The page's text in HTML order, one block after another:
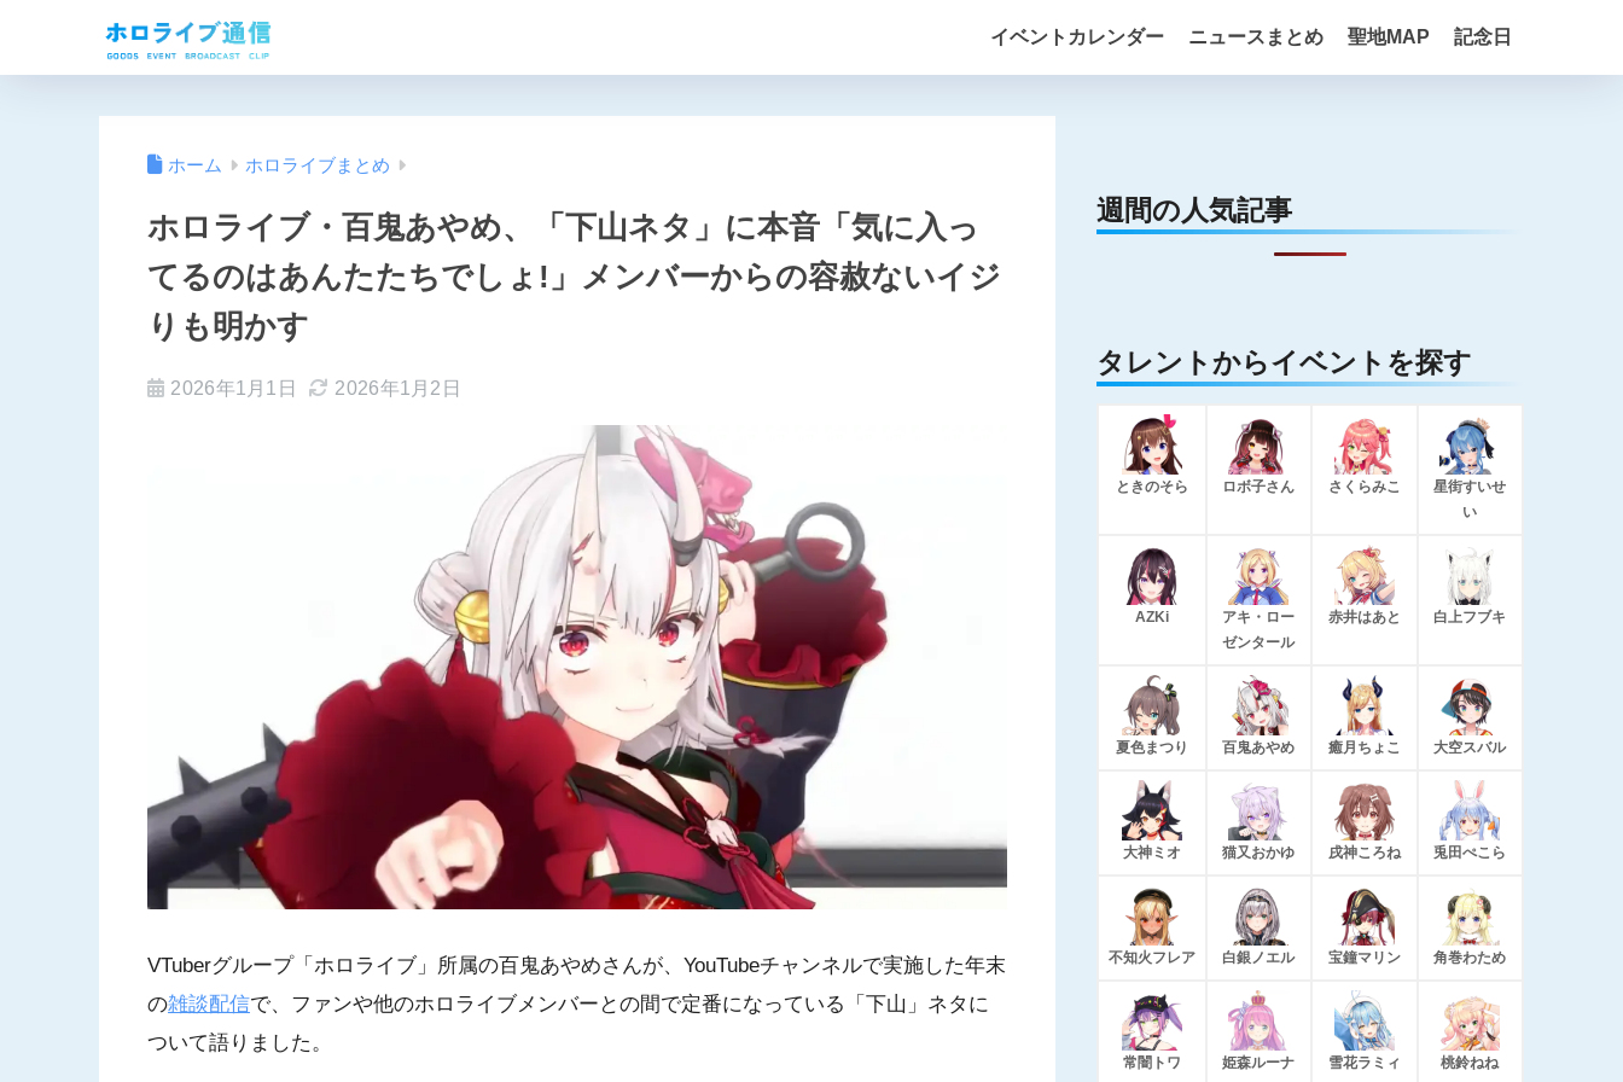
イベントカレンダー ニュースまとめ 聖地MAP 記念日
ホーム ホロライブまとめ
ホロライブ・百鬼あやめ、「下山ネタ」に本音「気に入っ
てるのはあんたたちでしょ!」メンバーからの容赦ないイジ
りも明かす
2026年1月1日 2026年1月2日
VTuberグループ「ホロライブ」所属の百鬼あやめさんが、YouTubeチャンネルで実施した年末
の雑談配信で、ファンや他のホロライブメンバーとの間で定番になっている「下山」ネタに
ついて語りました。
週間の人気記事
タレントからイベントを探す
ときのそら ロボ子さん さくらみこ
星街すいせ
い
AZKi
アキ・ロー
ゼンタール
赤井はあと 白上フブキ
夏色まつり 百鬼あやめ 癒月ちょこ 大空スバル
大神ミオ 猫又おかゆ 戌神ころね 兎田ぺこら
不知火フレア 白銀ノエル 宝鐘マリン 角巻わため
常闇トワ 姫森ルーナ 雪花ラミィ 桃鈴ねね